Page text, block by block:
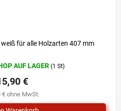
für alle Holzarten 407 mm
AUF LAGER (1 St)
€ ohne MwSt.
€